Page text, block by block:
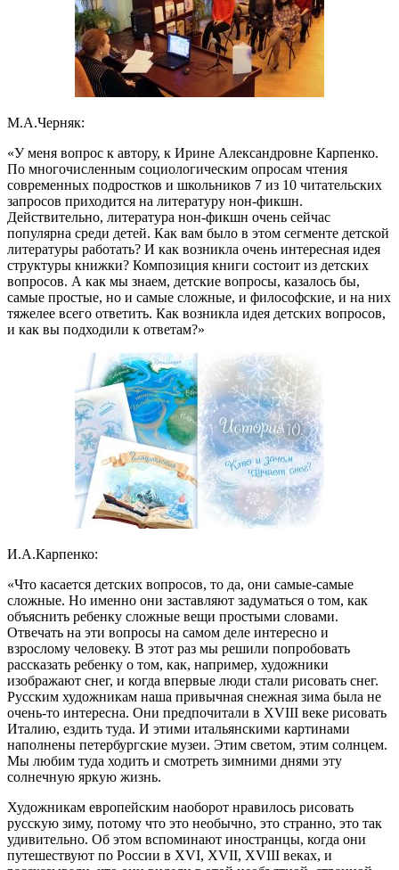
М.А.Черняк:
«У меня вопрос к автору, к Ирине Александровне Карпенко.
По многочисленным социологическим опросам чтения
современных подростков и школьников 7 из 10 читательских
запросов приходится на литературу нон-фикшн.
Действительно, литература нон-фикшн очень сейчас
популярна среди детей. Как вам было в этом сегменте детской
литературы работать? И как возникла очень интересная идея
структуры книжки? Композиция книги состоит из детских
вопросов. А как мы знаем, детские вопросы, казалось бы,
самые простые, но и самые сложные, и философские, и на них
тяжелее всего ответить. Как возникла идея детских вопросов,
и как вы подходили к ответам?»
И.А.Карпенко:
«Что касается детских вопросов, то да, они самые-самые
сложные. Но именно они заставляют задуматься о том, как
объяснить ребенку сложные вещи простыми словами.
Отвечать на эти вопросы на самом деле интересно и
взрослому человеку. В этот раз мы решили попробовать
рассказать ребенку о том, как, например, художники
изображают снег, и когда впервые люди стали рисовать снег.
Русским художникам наша привычная снежная зима была не
очень-то интересна. Они предпочитали в XVIII веке рисовать
Италию, ездить туда. И этими итальянскими картинами
наполнены петербургские музеи. Этим светом, этим солнцем.
Мы любим туда ходить и смотреть зимними днями эту
солнечную яркую жизнь.
Художникам европейским наоборот нравилось рисовать
русскую зиму, потому что это необычно, это странно, это так
удивительно. Об этом вспоминают иностранцы, когда они
путешествуют по России в XVI, XVII, XVIII веках, и